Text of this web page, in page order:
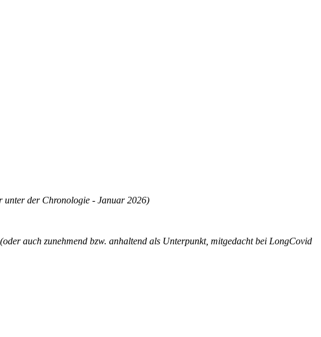
unter der Chronologie - Januar 2026)
(oder auch zunehmend bzw. anhaltend als Unterpunkt, mitgedacht bei LongCovid